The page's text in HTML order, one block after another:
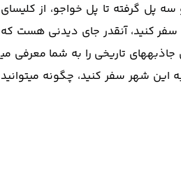
پل گرفته تا پل خواجو، از کلیسای
سفر کنید، آنقدر جای دیدنی هست که
جاذبههای تاریخی را به شما معرفی می
این شهر سفر کنید، چگونه میتوانید